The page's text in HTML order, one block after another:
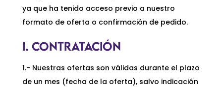
ya que ha tenido acceso previo a nuestro
formato de oferta o confirmación de pedido.
I. CONTRATACIÓN
1.- Nuestras ofertas son válidas durante el plazo
de un mes (fecha de la oferta), salvo indicación